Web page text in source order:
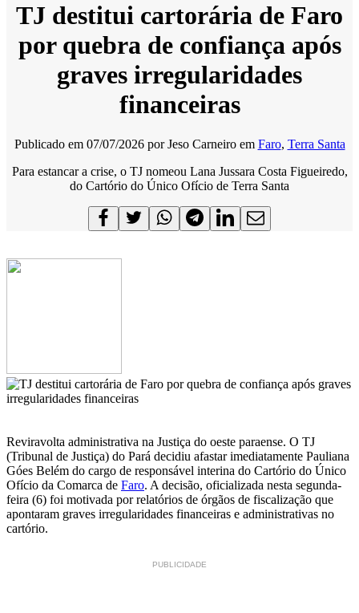
TJ destitui cartorária de Faro
por quebra de confiança após
graves irregularidades
financeiras
Publicado em 07/07/2026 porJeso Carneiro em Faro, Terra Santa
Para estancar a crise, o TJ nomeou Lana Jussara Costa Figueiredo,
do Cartório do Único Ofício de Terra Santa
Reviravolta administrativa na Justiça do oeste paraense. O TJ
(Tribunal de Justiça) do Pará decidiu afastar imediatamente Pauliana
Góes Belém do cargo de responsável interina do Cartório do Único
Ofício da Comarca de Faro. A decisão, oficializada nesta segunda-
feira (6) foi motivada por relatórios de órgãos de fiscalização que
apontaram graves irregularidades financeiras e administrativas no
cartório.
PUBLICIDADE